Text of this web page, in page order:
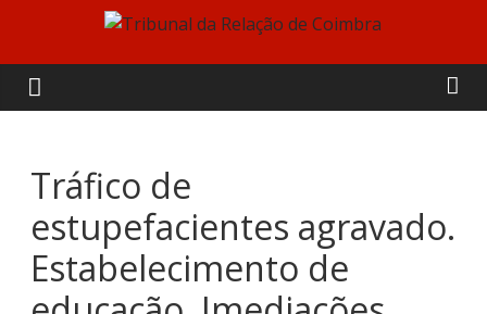
content
Tribunal
da
Relação
de
Tráfico de
estupefacientes agravado.
Estabelecimento de